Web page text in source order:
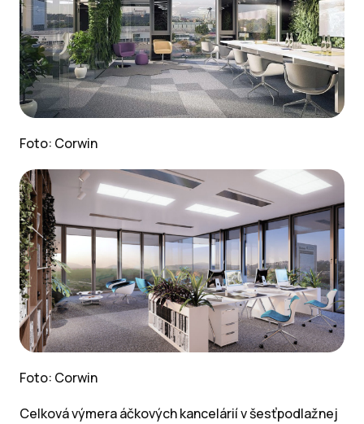
Foto: Corwin
Foto: Corwin
Celková výmera áčkových kancelárií v šesťpodlažnej